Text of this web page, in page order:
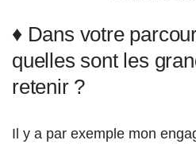
♦ Dans votre
quelles sont les
retenir ?
Il y a par exemple mon